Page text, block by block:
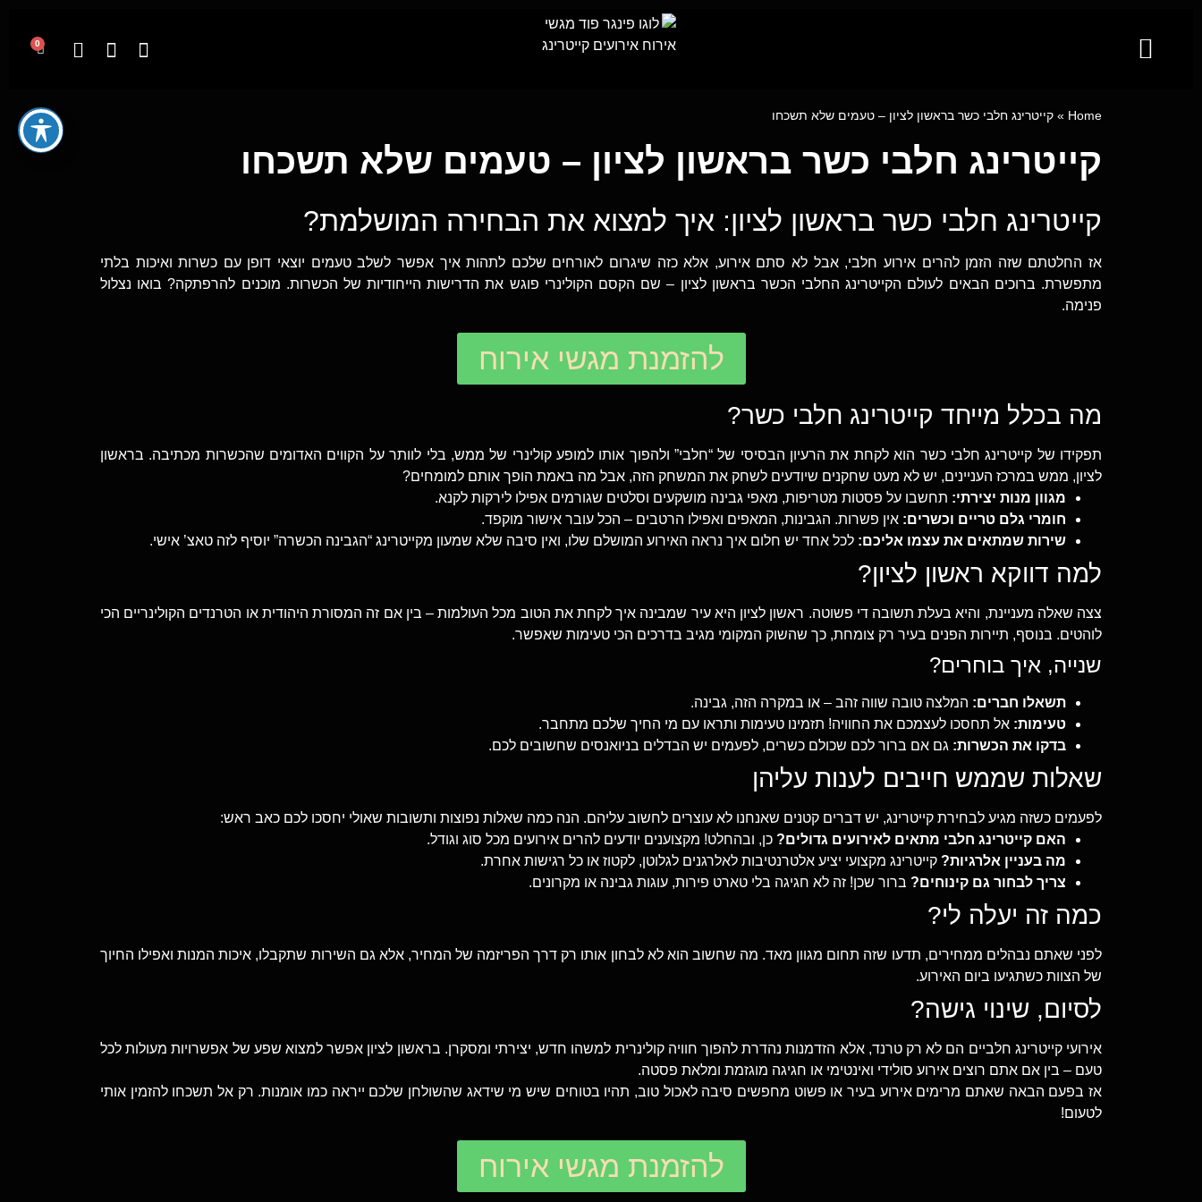
0
Home
» קייטרינג חלבי כשר בראשון לציון – טעמים שלא תשכחו
קייטרינג חלבי כשר בראשון לציון – טעמים שלא תשכחו
קייטרינג חלבי כשר בראשון לציון: איך למצוא את הבחירה המושלמת?
אז החלטתם שזה הזמן להרים אירוע חלבי, אבל לא סתם אירוע, אלא כזה שיגרום לאורחים שלכם לתהות איך אפשר לשלב טעמים יוצאי דופן עם כשרות ואיכות בלתי
מתפשרת. ברוכים הבאים לעולם הקייטרינג החלבי הכשר בראשון לציון – שם הקסם הקולינרי פוגש את הדרישות הייחודיות של הכשרות. מוכנים להרפתקה? בואו נצלול
פנימה.
להזמנת מגשי אירוח
מה בכלל מייחד קייטרינג חלבי כשר?
תפקידו של קייטרינג חלבי כשר הוא לקחת את הרעיון הבסיסי של “חלבי” ולהפוך אותו למופע קולינרי של ממש, בלי לוותר על הקווים האדומים שהכשרות מכתיבה. בראשון
לציון, ממש במרכז העניינים, יש לא מעט שחקנים שיודעים לשחק את המשחק הזה, אבל מה באמת הופך אותם למומחים?
מגוון מנות יצירתי: תחשבו על פסטות מטריפות, מאפי גבינה מושקעים וסלטים שגורמים אפילו לירקות לקנא.
חומרי גלם טריים וכשרים: אין פשרות. הגבינות, המאפים ואפילו הרטבים – הכל עובר אישור מוקפד.
שירות שמתאים את עצמו אליכם: לכל אחד יש חלום איך נראה האירוע המושלם שלו, ואין סיבה שלא שמעון מקייטרינג “הגבינה הכשרה” יוסיף לזה טאצ’ אישי.
למה דווקא ראשון לציון?
צצה שאלה מעניינת, והיא בעלת תשובה די פשוטה. ראשון לציון היא עיר שמבינה איך לקחת את הטוב מכל העולמות – בין אם זה המסורת היהודית או הטרנדים הקולינריים הכי
לוהטים. בנוסף, תיירות הפנים בעיר רק צומחת, כך שהשוק המקומי מגיב בדרכים הכי טעימות שאפשר.
שנייה, איך בוחרים?
תשאלו חברים: המלצה טובה שווה זהב – או במקרה הזה, גבינה.
טעימות: אל תחסכו לעצמכם את החוויה! תזמינו טעימות ותראו עם מי החיך שלכם מתחבר.
בדקו את הכשרות: גם אם ברור לכם שכולם כשרים, לפעמים יש הבדלים בניואנסים שחשובים לכם.
שאלות שממש חייבים לענות עליהן
לפעמים כשזה מגיע לבחירת קייטרינג, יש דברים קטנים שאנחנו לא עוצרים לחשוב עליהם. הנה כמה שאלות נפוצות ותשובות שאולי יחסכו לכם כאב ראש:
האם קייטרינג חלבי מתאים לאירועים גדולים? כן, ובהחלט! מקצוענים יודעים להרים אירועים מכל סוג וגודל.
מה בעניין אלרגיות? קייטרינג מקצועי יציע אלטרנטיבות לאלרגנים לגלוטן, לקטוז או כל רגישות אחרת.
צריך לבחור גם קינוחים? ברור שכן! זה לא חגיגה בלי טארט פירות, עוגות גבינה או מקרונים.
כמה זה יעלה לי?
לפני שאתם נבהלים ממחירים, תדעו שזה תחום מגוון מאד. מה שחשוב הוא לא לבחון אותו רק דרך הפריזמה של המחיר, אלא גם השירות שתקבלו, איכות המנות ואפילו החיוך
של הצוות כשתגיעו ביום האירוע.
לסיום, שינוי גישה?
אירועי קייטרינג חלביים הם לא רק טרנד, אלא הזדמנות נהדרת להפוך חוויה קולינרית למשהו חדש, יצירתי ומסקרן. בראשון לציון אפשר למצוא שפע של אפשרויות מעולות לכל
טעם – בין אם אתם רוצים אירוע סולידי ואינטימי או חגיגה מוגזמת ומלאת פסטה.
אז בפעם הבאה שאתם מרימים אירוע בעיר או פשוט מחפשים סיבה לאכול טוב, תהיו בטוחים שיש מי שידאג שהשולחן שלכם ייראה כמו אומנות. רק אל תשכחו להזמין אותי
לטעום!
להזמנת מגשי אירוח